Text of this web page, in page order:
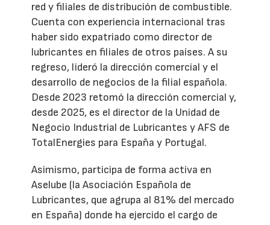
red y filiales de distribución de combustible.
Cuenta con experiencia internacional tras
haber sido expatriado como director de
lubricantes en filiales de otros países. A su
regreso, lideró la dirección comercial y el
desarrollo de negocios de la filial española.
Desde 2023 retomó la dirección comercial y,
desde 2025, es el director de la Unidad de
Negocio Industrial de Lubricantes y AFS de
TotalEnergies para España y Portugal.
Asimismo, participa de forma activa en
Aselube (la Asociación Española de
Lubricantes, que agrupa al 81% del mercado
en España) donde ha ejercido el cargo de